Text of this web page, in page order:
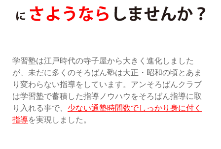
学習塾は江戸時代の寺子屋から大きく進化しました
が、未だに多くのそろばん塾は大正・昭和の頃とあま
り変わらない指導をしています。アンそろばんクラブ
は学習塾で蓄積した指導ノウハウをそろばん指導に取
り入れる事で、 少ない通塾時間数でしっかり身に付く
指導を実現しました。